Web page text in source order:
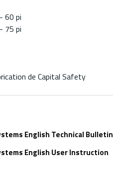
60 pi
75 pi
de Capital Safety
English Technical Bulletin
English User Instruction